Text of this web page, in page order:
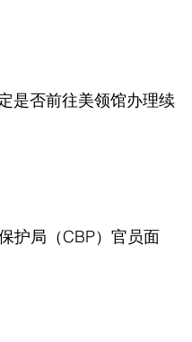
是否前往美领馆办理续
护局（CBP）官员面